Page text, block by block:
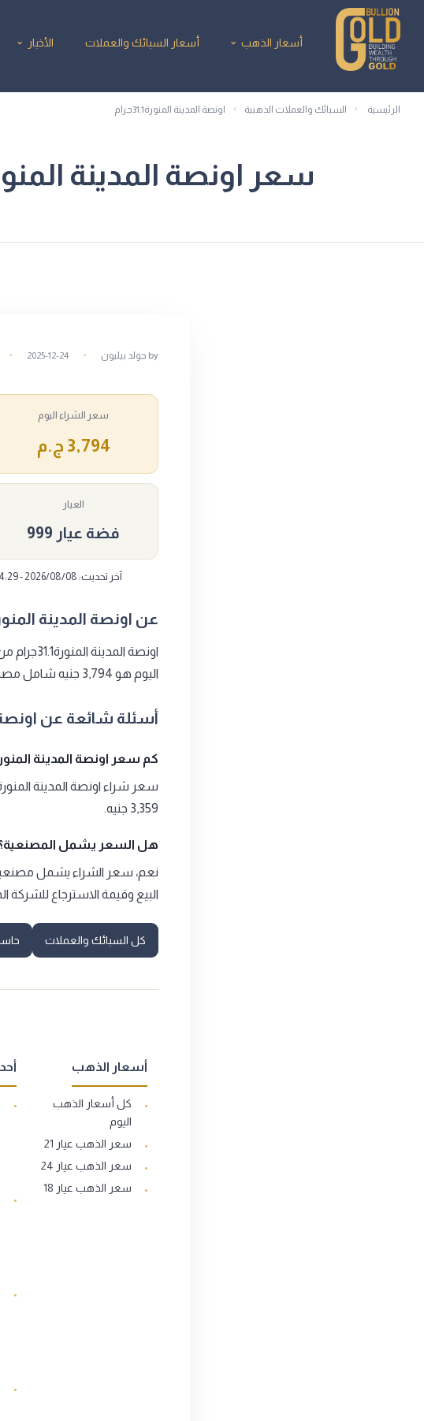
أسعار الذهب أسعار السبائك والعملات الأخبار
الرئيسية السبائك والعملات الذهبية اونصة المدينة المنورة31.1جرام
سعر اونصة المدينة المنورة31.1جرام اليوم من شركة نجم
by جولد بيليون 2025-12-24
سعر الشراء اليوم
3,794 ج.م
العيار
فضة عيار 999
آخر تحديث: 2026/08/08 - 14:29 · الأسعار بالجنيه المصري وتشمل المصنعية · تتغير على مدار اليوم مع سعر الذهب.
عن اونصة المدينة
اليوم هو 3,794 جنيه شامل مصنعية قدرها 20 جنيه لكل جرام، وسعر إعادة البيع (مختومة) 3,359 جنيه.
أسئلة شائعة عن اونصة
كم سعر اونصة المدينة المنورة31.1جرام
3,359 جنيه.
هل السعر يشمل
البيع وقيمة الاسترجاع للشركة
كل السبائك والعملات
أسعار الذهب
كل أسعار الذهب
اليوم
سعر الذهب عيار 21
سعر الذهب عيار 24
سعر الذهب عيار 18